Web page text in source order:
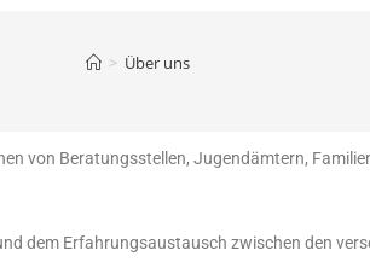
> Über uns
von Beratungsstellen, Jugendämtern,
dem Erfahrungsaustausch zwischen den